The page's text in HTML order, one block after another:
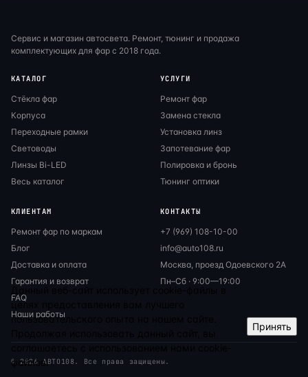
Сервис и магазин автосвета. Ремонт, тюнинг и продажа
комплектующих для фар с 2018 года.
КАТАЛОГ
Стёкла фар
Корпуса
Переходные рамки
Световоды
Линзы Bi-LED
Весь каталог
УСЛУГИ
Ремонт фар
Замена стекла
Установка линз
Запотевание фар
Полировка и бронь
Тюнинг оптики
КЛИЕНТАМ
Ремонт фар по маркам
Блог
Доставка и оплата
Гарантия и возврат
FAQ
Наши работы
КОНТАКТЫ
+7 (969) 108-10-00
info@auto108.ru
Москва, проезд Одоевского 2А
Пн–Сб · 9:00—19:00
© 2026 АВТО108. Все права защищены.
Данный веб-сайт использует cookie-файлы в
целях предоставления вам лучшего
пользовательского опыта на нашем сайте.
файлов.
Принять